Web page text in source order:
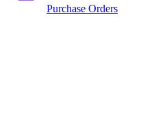
Purchase Orders